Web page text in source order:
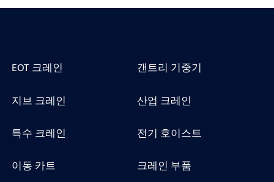
EOT 크레인
갠트리 기중기
지브 크레인
산업 크레인
특수 크레인
전기 호이스트
이동 카트
크레인 부품